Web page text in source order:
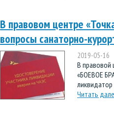
В правовом центре
вопросы санаторно-
2019-05-16
В правовой
«БОЕВОЕ
ликвидатор
Читать